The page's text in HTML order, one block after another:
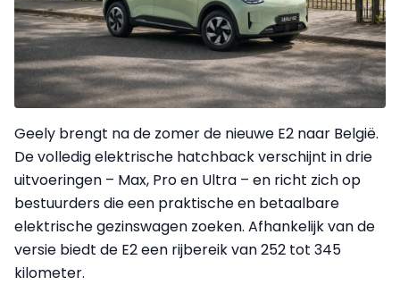
Geely brengt na de zomer de nieuwe E2 naar België.
De volledig elektrische hatchback verschijnt in drie
uitvoeringen – Max, Pro en Ultra – en richt zich op
bestuurders die een praktische en betaalbare
elektrische gezinswagen zoeken. Afhankelijk van de
versie biedt de E2 een rijbereik van 252 tot 345
kilometer.